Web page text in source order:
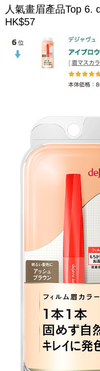
人氣畫眉產品Top 6.
HK$57